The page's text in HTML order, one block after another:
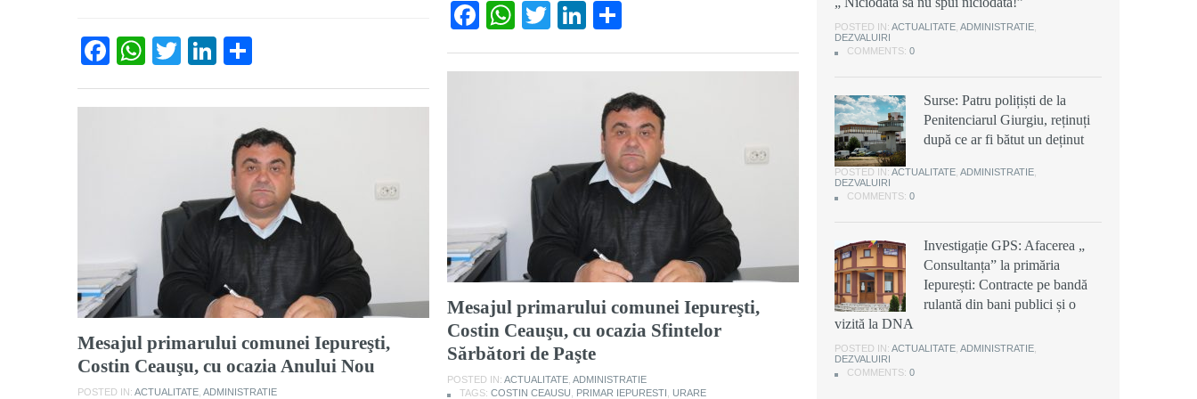
Facebook
WhatsApp
TwitterLinkedIn
Facebook
WhatsApp
TwitterLinkedIn
Mesajul primarului comunei Iepureşti,
Costin Ceauşu, cu ocazia Sfintelor
Sărbători de Paşte
POSTED IN: ACTUALITATE ADMINISTRATIE
TAGS: COSTIN CEAUSU PRIMAR IEPURESTI URARE
Mesajul primarului comunei Iepureşti,
Costin Ceauşu, cu ocazia Anului Nou
POSTED IN: ACTUALITATE ADMINISTRATIE
POSTED IN: ACTUALITATE ADMINISTRATIE
DEZVALUIRI
COMMENTS: 0
Surse: Patru polițiști de la
Penitenciarul Giurgiu, reținuți
după ce ar fi bătut un deținut
POSTED IN: ACTUALITATE ADMINISTRATIE
DEZVALUIRI
COMMENTS: 0
Investigație GPS: Afacerea „
Consultanța” la primăria
Iepurești: Contracte pe bandă
rulantă din bani publici și o
vizită la DNA
POSTED IN: ACTUALITATE ADMINISTRATIE
DEZVALUIRI
COMMENTS: 0